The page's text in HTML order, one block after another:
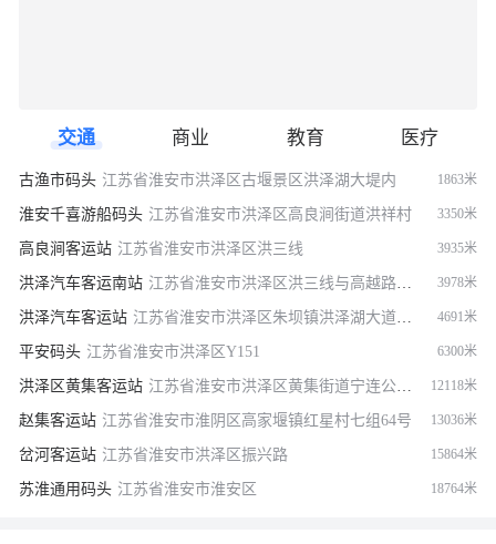
交通 商业 教育 医疗
古渔市码头 江苏省淮安市洪泽区古堰景区洪泽湖大堤内 1863米
淮安千喜游船码头 江苏省淮安市洪泽区高良涧街道洪祥村 3350米
高良涧客运站 江苏省淮安市洪泽区洪三线 3935米
洪泽汽车客运南站 江苏省淮安市洪泽区洪三线与高越路交叉口正北方向160米左右 3978米
洪泽汽车客运站 江苏省淮安市洪泽区朱坝镇洪泽湖大道122号 4691米
平安码头 江苏省淮安市洪泽区Y151 6300米
洪泽区黄集客运站 江苏省淮安市洪泽区黄集街道宁连公路与黄河路交叉路口往东南约60米 12118米
赵集客运站 江苏省淮安市淮阴区高家堰镇红星村七组64号 13036米
岔河客运站 江苏省淮安市洪泽区振兴路 15864米
苏淮通用码头 江苏省淮安市淮安区 18764米